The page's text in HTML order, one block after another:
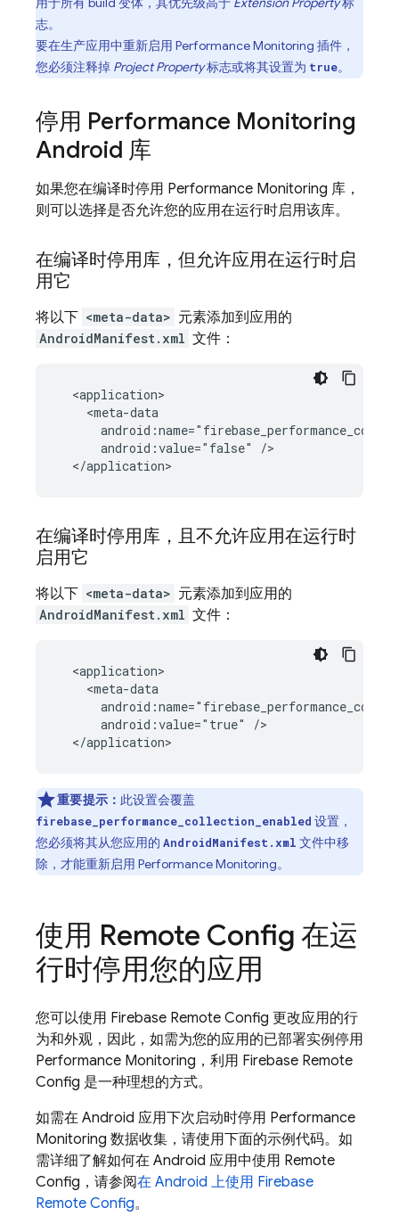
志。
要在生产应用中重新启用 Performance Monitoring 插件，
您必须注释掉 Project Property标志或将其设置为 true。
停用 Performance Monitoring
Android 库
如果您在编译时停用 Performance Monitoring 库，
则可以选择是否允许您的应用在运行时启用该库。
在编译时停用库，但允许应用在运行时启
用它
将以下 <meta-data> 元素添加到应用的
AndroidManifest.xml 文件：
  <application>
    <meta-data
      android:value="false" />
  </application>
在编译时停用库，且不允许应用在运行时
启用它
将以下 <meta-data> 元素添加到应用的
AndroidManifest.xml 文件：
  <application>
    <meta-data
      android:value="true" />
  </application>
重要提示： 此设置会覆盖
firebase_performance_collection_enabled 设置，
您必须将其从您应用的 AndroidManifest.xml 文件中移
除，才能重新启用 Performance Monitoring。
使用 Remote Config 在运
行时停用您的应用
您可以使用 Firebase Remote Config 更改应用的行
为和外观，因此，如需为您的应用的已部署实例停用
Performance Monitoring ，利用 Firebase Remote
Config 是一种理想的方式。
如需在 Android 应用下次启动时停用 Performance
Monitoring 数据收集，请使用下面的示例代码。如
需详细了解如何在 Android 应用中使用 Remote
Config ，请参阅在 Android 上使用 Firebase
Remote Config。